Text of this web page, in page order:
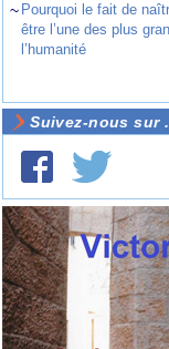
~ Pourquoi le fait de
être l’une des plus
l’humanité
Suivez-nous sur